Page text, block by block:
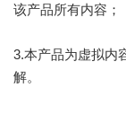
该产品所有内容；
3.本产品为虚拟内
解。